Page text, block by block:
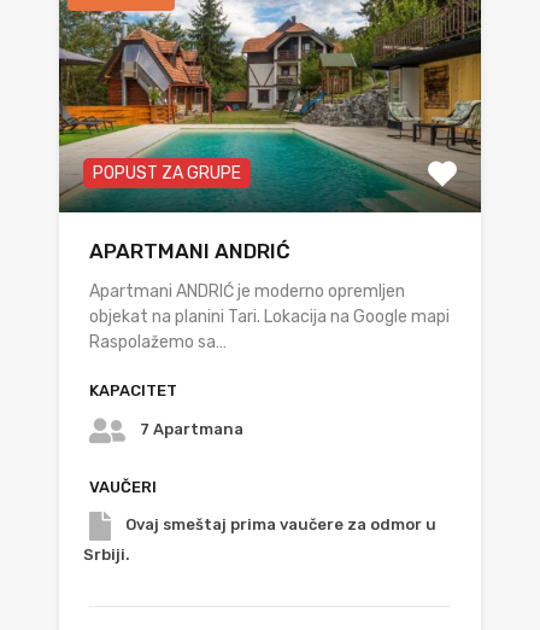
POPUST ZA GRUPE
APARTMANI ANDRIĆ
Apartmani ANDRIĆ je moderno opremljen
objekat na planini Tari. Lokacija na Google mapi
Raspolažemo sa…
KAPACITET
7 Apartmana
VAUČERI
Ovaj smeštaj prima vaučere za odmor u
Srbiji.